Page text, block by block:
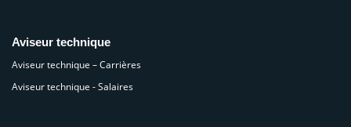
Aviseur technique
Aviseur technique – Carrières
Aviseur technique - Salaires